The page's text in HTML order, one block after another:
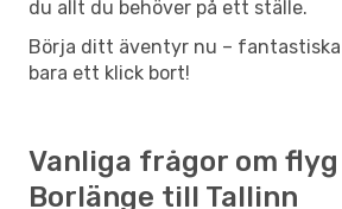
du allt du behöver på ett ställe.
Börja ditt äventyr nu –
bara ett klick bort!
Vanliga frågor om
Borlänge till Tallinn